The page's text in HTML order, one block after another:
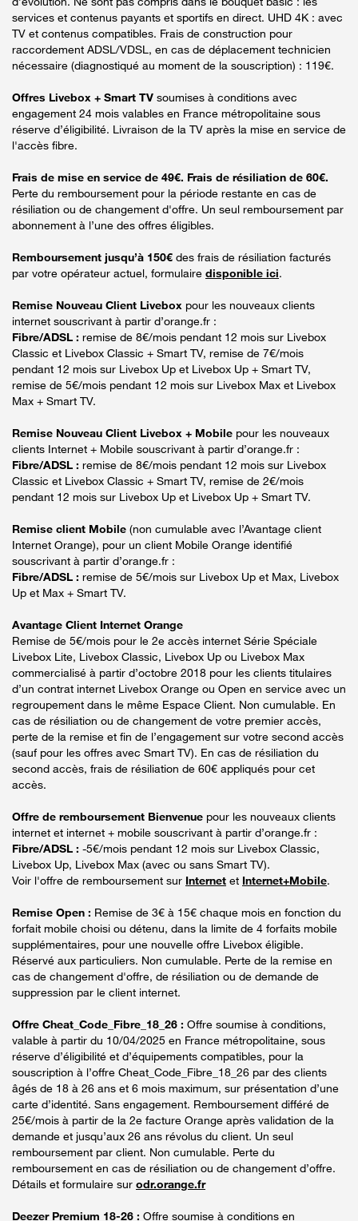
services et contenus payants et sportifs en direct. UHD 4K : avec
TV et contenus compatibles. Frais de construction pour
raccordement ADSL/VDSL, en cas de déplacement technicien
nécessaire (diagnostiqué au moment de la souscription) : 119€.
Offres Livebox + Smart TV soumises à conditions avec
engagement 24 mois valables en France métropolitaine sous
réserve d’éligibilité. Livraison de la TV après la mise en service de
l'accès fibre.
Frais de mise en service de 49€. Frais de résiliation de 60€.
Perte du remboursement pour la période restante en cas de
résiliation ou de changement d'offre. Un seul remboursement par
abonnement à l’une des offres éligibles.
Remboursement jusqu’à 150€ des frais de résiliation facturés
par votre opérateur actuel, formulaire disponible ici.
Remise Nouveau Client Livebox pour les nouveaux clients
internet souscrivant à partir d’orange.fr :
Fibre/ADSL : remise de 8€/mois pendant 12 mois sur Livebox
Classic et Livebox Classic + Smart TV, remise de 7€/mois
pendant 12 mois sur Livebox Up et Livebox Up + Smart TV,
remise de 5€/mois pendant 12 mois sur Livebox Max et Livebox
Max + Smart TV.
Remise Nouveau Client Livebox + Mobile pour les nouveaux
clients Internet + Mobile souscrivant à partir d’orange.fr :
Fibre/ADSL : remise de 8€/mois pendant 12 mois sur Livebox
Classic et Livebox Classic + Smart TV, remise de 2€/mois
pendant 12 mois sur Livebox Up et Livebox Up + Smart TV.
Remise client Mobile (non cumulable avec l’Avantage client
Internet Orange), pour un client Mobile Orange identifié
souscrivant à partir d’orange.fr :
Fibre/ADSL : remise de 5€/mois sur Livebox Up et Max, Livebox
Up et Max + Smart TV.
Avantage Client Internet Orange
Remise de 5€/mois pour le 2e accès internet Série Spéciale
Livebox Lite, Livebox Classic, Livebox Up ou Livebox Max
commercialisé à partir d’octobre 2018 pour les clients titulaires
d’un contrat internet Livebox Orange ou Open en service avec un
regroupement dans le même Espace Client. Non cumulable. En
cas de résiliation ou de changement de votre premier accès,
perte de la remise et fin de l’engagement sur votre second accès
(sauf pour les offres avec Smart TV). En cas de résiliation du
second accès, frais de résiliation de 60€ appliqués pour cet
accès.
Offre de remboursement Bienvenue pour les nouveaux clients
internet et internet + mobile souscrivant à partir d’orange.fr :
Fibre/ADSL : -5€/mois pendant 12 mois sur Livebox Classic,
Livebox Up, Livebox Max (avec ou sans Smart TV).
Voir l'offre de remboursement sur Internet et Internet+Mobile.
Remise Open : Remise de 3€ à 15€ chaque mois en fonction du
forfait mobile choisi ou détenu, dans la limite de 4 forfaits mobile
supplémentaires, pour une nouvelle offre Livebox éligible.
Réservé aux particuliers. Non cumulable. Perte de la remise en
cas de changement d'offre, de résiliation ou de demande de
suppression par le client internet.
Offre Cheat_Code_Fibre_18_26 : Offre soumise à conditions,
valable à partir du 10/04/2025 en France métropolitaine, sous
réserve d’éligibilité et d’équipements compatibles, pour la
souscription à l’offre Cheat_Code_Fibre_18_26 par des clients
âgés de 18 à 26 ans et 6 mois maximum, sur présentation d’une
carte d’identité. Sans engagement. Remboursement différé de
25€/mois à partir de la 2e facture Orange après validation de la
demande et jusqu’aux 26 ans révolus du client. Un seul
remboursement par client. Non cumulable. Perte du
remboursement en cas de résiliation ou de changement d’offre.
Détails et formulaire sur odr.orange.fr
Deezer Premium 18-26 : Offre soumise à conditions en